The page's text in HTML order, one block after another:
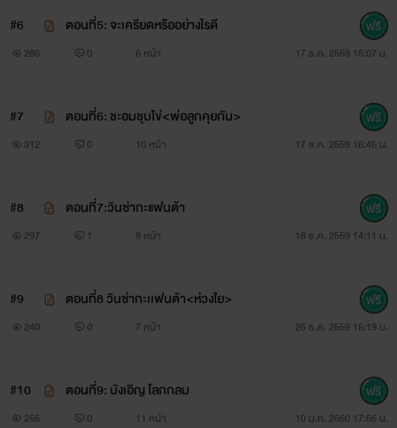
ตี๋:เออๆตามนั้นก็ได้(วะ)
.......ก่อนถึงที่หมาย(สถานที่เกิดเหตุ)......
เห้ยยยย!! ระวังเว้ยยยย!!
เอี๊ยดดดด~~~~(เสียงเเบรก)
ตี๋:เห้ย! น้องชายเป็นงะ ไง เฮ้ยยยย น้องมีนมได้ไงว่ะ
ยัยวิน:เห้ยยยย!กรี๊ดดดด!! ไอ้ตี๋มึงงงงงงงงตายยยยยยยย
#6 ตอนที่5: จะเครียดหรืออย่างไรดี
286 0 6 หน้า 17 ธ.ค. 2559 16:07 น.
#7 ตอนที่6: ชะอมชุบไข่<พ่อลูกคุยกัน>
312 0 10 หน้า 17 ธ.ค. 2559 16:45 น.
#8 ตอนที่7:วินซ่ากะแฟนต้า
297 1 8 หน้า 18 ธ.ค. 2559 14:11 น.
#9 ตอนที่8 วินซ่ากะเเฟนต้า<ห่วงใย>
240 0 7 หน้า 26 ธ.ค. 2559 15:19 น.
#10 ตอนที่9: บังเอิญ โลกกลม
255 0 11 หน้า 10 ม.ค. 2560 17:56 น.